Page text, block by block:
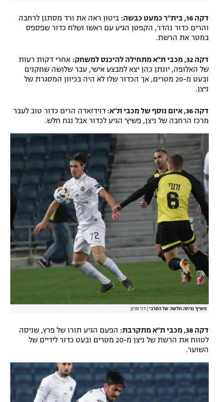
דקה 16, בית"ר כמעט כבשה:
ביטון ראה את ורד מסתנן לרחבה
והרים כדור נהדר, הקפטן הגיע עם ראשו ושלח כדור שפספס
במטר את הרשת.
דקה 32, מכבי ת"א מתחילה להיכנס למשחק:
אחרי דקות רעות
של האלופה, יונתן כהן יצא למבצע אישי, עבר שלושה שחקנים
ובעט מ-20 מטרים, אך הכדור שלו לא היה בכיוון המסגרת של
ניצן.
דקה 36, איום נוסף של מכבי ת"א:
דוידזאדה הרים כדור טוב לעבר
מרכז הרחבה של ניצן, פשיץ' הגיע לכדור אבל נגח חלש.
פשיץ' נגיחה חלשה של הסרבי דני מרון
דקה 38, מכבי ת"א מתקרבת:
הפעם הגיע תורו של פרץ, שניסה
לטווח את הרשת של ניצן מ-20 מטרים ובעט כדור לידיים של
השוער.